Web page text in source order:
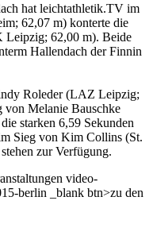
hat leichtathletik.TV im
62,07 m) konterte die
62,00 m). Beide
Hallendach der Finnin
Roleder (LAZ Leipzig;
von Melanie Bauschke
starken 6,59 Sekunden
Sieg von Kim Collins (St.
zur Verfügung.
video-
berlin _blank btn>zu den